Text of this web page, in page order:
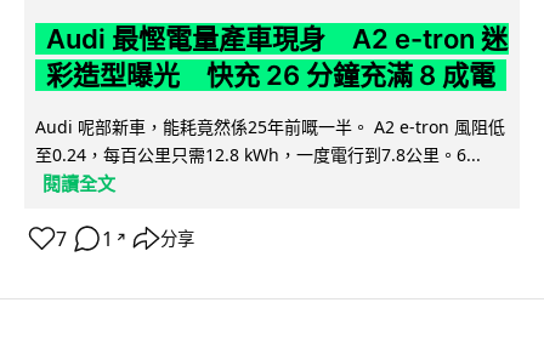
Audi 最慳電量產車現身 A2 e-tron 迷
彩造型曝光 快充 26 分鐘充滿 8 成電
Audi 呢部新車，能耗竟然係25年前嘅一半。 A2 e-tron 風阻低
至0.24，每百公里只需12.8 kWh，一度電行到7.8公里。6...
閱讀全文
7 1 ↗ 分享